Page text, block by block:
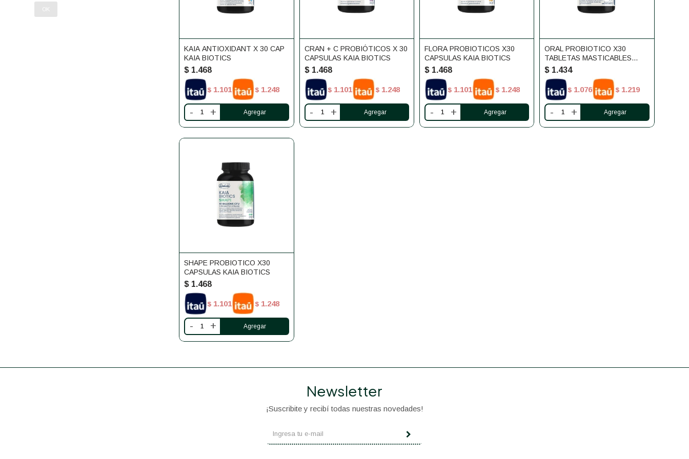
KAIA ANTIOXIDANT X 30 CAP
KAIA BIOTICS
$ 1.468
$ 1.101 $ 1.248
- +
CRAN + C PROBIÓTICOS X 30
CAPSULAS KAIA BIOTICS
$ 1.468
$ 1.101 $ 1.248
- +
FLORA PROBIOTICOS X30
CAPSULAS KAIA BIOTICS
$ 1.468
$ 1.101 $ 1.248
- +
ORAL PROBIOTICO X30
TABLETAS MASTICABLES
KAIA BIOTICS
$ 1.434
$ 1.076 $ 1.219
- +
SHAPE PROBIOTICO X30
CAPSULAS KAIA BIOTICS
$ 1.468
$ 1.101 $ 1.248
- +
OK
Newsletter
¡Suscribite y recibí todas nuestras novedades!